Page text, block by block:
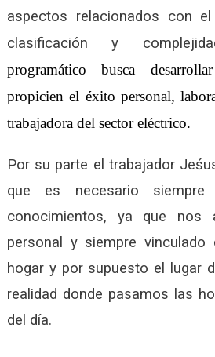
aspectos relacionados con
clasificación y
programático busca
propicien el éxito personal,
trabajadora del sector eléctrico.
Por su parte el trabajador
que es necesario siempre
conocimientos, ya que nos
personal y siempre vinculado
hogar y por supuesto el lugar
realidad donde pasamos las
del día.